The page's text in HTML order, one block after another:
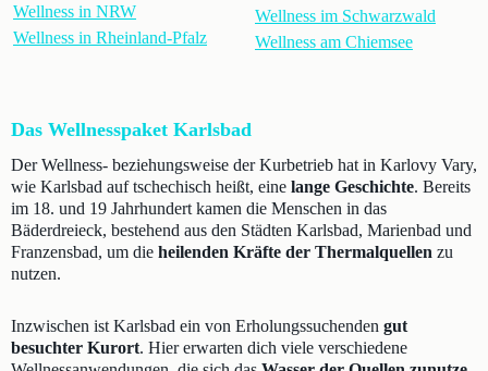
Wellness in NRW
Wellness in Rheinland-Pfalz
Wellness im Schwarzwald
Wellness am Chiemsee
Das Wellnesspaket Karlsbad
Der Wellness- beziehungsweise der Kurbetrieb hat in Karlovy Vary,
wie Karlsbad auf tschechisch heißt, eine lange Geschichte. Bereits
im 18. und 19 Jahrhundert kamen die Menschen in das
Bäderdreieck, bestehend aus den Städten Karlsbad, Marienbad und
Franzensbad, um die heilenden Kräfte der Thermalquellen zu
nutzen.
Inzwischen ist Karlsbad ein von Erholungssuchenden gut
besuchter Kurort. Hier erwarten dich viele verschiedene